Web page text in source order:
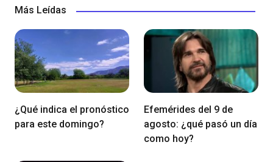
Más Leídas
¿Qué indica el pronóstico
para este domingo?
Efemérides del 9 de
agosto: ¿qué pasó un día
como hoy?